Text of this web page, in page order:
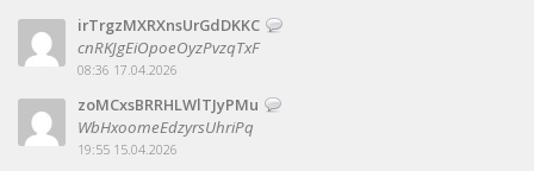
irTrgzMXRXnsUrGdDKKC
cnRKJgEiOpoeOyzPvzqTxF
08:36 17.04.2026
zoMCxsBRRHLWlTJyPMu
WbHxoomeEdzyrsUhriPq
19:55 15.04.2026